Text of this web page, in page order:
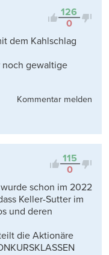
126
0
dem Kahlschlag
noch gewaltige
Kommentar melden
115
0
schon im 2022
Keller-Sutter im
und deren
die Aktionäre